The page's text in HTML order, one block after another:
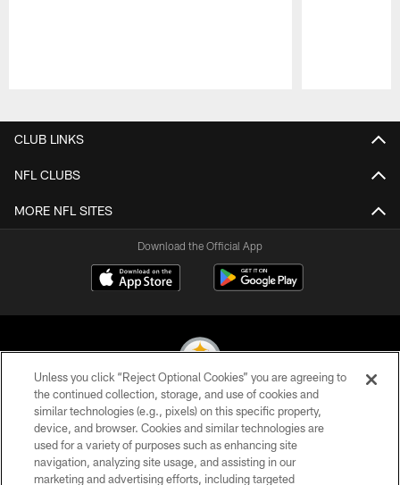
CLUB LINKS
NFL CLUBS
MORE NFL SITES
Download the Official App
© 2026 Pittsburgh Steelers. All Rights Reserved
PRIVACY POLICY
TERMS OF USE
Unless you click “Reject Optional Cookies” you are agreeing to
the continued collection, storage, and use of cookies and
similar technologies (e.g., pixels) on this specific property,
device, and browser. Cookies and similar technologies are
used for a variety of purposes such as enhancing site
navigation, analyzing site usage, and assisting in our
marketing and advertising efforts, including targeted